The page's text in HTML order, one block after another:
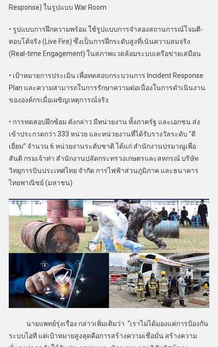
Response) ในรูปแบบ War Room
• รูปแบบการฝึกความพร้อม ใช้รูปแบบการจำลองสถานการณ์โจมตี-
ตอบโต้จริง (Live Fire) ซึ่งเป็นการฝึกระดับสูงที่เน้นความสมจริง
(Real-time Engagement) ในสภาพแวดล้อมระบบเครือข่ายเสมือน
• เป้าหมายการประเมิน เพื่อทดสอบกระบวนการ Incident Response
Plan และความสามารถในการรักษาความต่อเนื่องในการดำเนินงาน
ขององค์กรเมื่อเผชิญเหตุการณ์จริง
• การทดสอบฝึกซ้อม ดังกล่าว มีหน่วยงาน ทั้งภาครัฐ และเอกชน ส่ง
เข้าประกวดกว่า 333 หน่วย และหน่วยงานที่ได้รับรางวัลระดับ “ดี
เยี่ยม” จำนวน 6 หน่วยงานระดับชาติ ได้แก่ สำนักงานปรมาณูเพื่อ
สันติ กรมเจ้าท่า สำนักงานปลัดกระทรวงเกษตรและสหกรณ์ บริษัท
วิทยุการบินประเทศไทย จำกัด การไฟฟ้าส่วนภูมิภาค และธนาคาร
ไทยพาณิชย์ (มหาชน)
นายแพทย์รุ่งเรือง กล่าวเพิ่มเติมว่า “เราไม่ได้มองแค่การป้องกัน
ระบบไอที แต่เป้าหมายสูงสุดคือการสร้างความเชื่อมั่น สร้างความ